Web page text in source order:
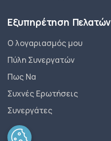
Εξυπηρέτηση Πελατών
Ο λογαριασμός μου
Πύλη Συνεργατών
Πως Να
Συχνές Ερωτήσεις
Συνεργάτες